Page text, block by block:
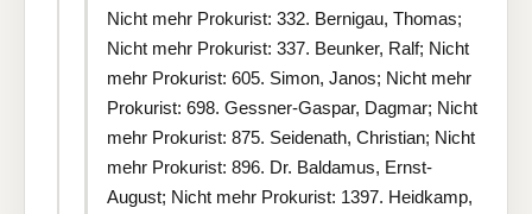
Nicht mehr Prokurist: 332. Bernigau, Thomas;
Nicht mehr Prokurist: 337. Beunker, Ralf; Nicht
mehr Prokurist: 605. Simon, Janos; Nicht mehr
Prokurist: 698. Gessner-Gaspar, Dagmar; Nicht
mehr Prokurist: 875. Seidenath, Christian; Nicht
mehr Prokurist: 896. Dr. Baldamus, Ernst-
August; Nicht mehr Prokurist: 1397. Heidkamp,